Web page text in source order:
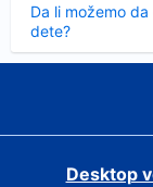
Da li možemo
dete?
Desktop